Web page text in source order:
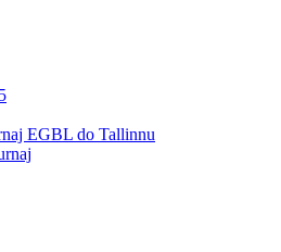
EGBL do Tallinnu